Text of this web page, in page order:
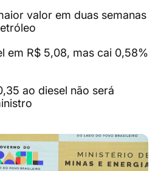
valor em duas semanas
em R$ 5,08, mas cai 0,58%
ao diesel não será